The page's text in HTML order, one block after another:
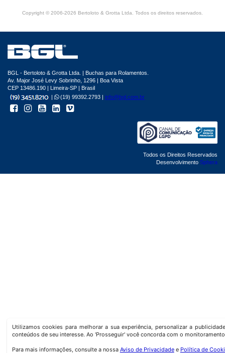
Copyright © 2006-2026 Bertoloto & Grotta Ltda. Todos os direitos reservados.
Utilizamos cookies para melhorar a sua experiência, personalizar a
conteúdos de seu interesse. Ao 'Prosseguir' você concorda com o
Para mais informações, consulte a nossa Aviso de Privacidadee Política de
BGL - Bertoloto & Grotta Ltda. | Buchas para Rolamentos.
Av. Major José Levy Sobrinho, 1296 | Boa Vista
CEP 13486.190 | Limeira-SP | Brasil
|
(19) 99392.2793 | info@bgl.com.br
Todos os Direitos Reservados
Desenvolvimento Sphera